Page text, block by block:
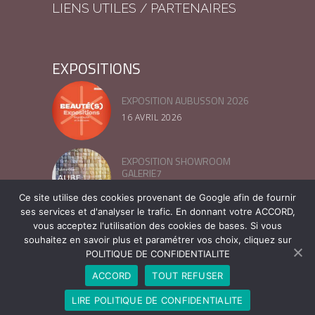
LIENS UTILES / PARTENAIRES
EXPOSITIONS
EXPOSITION AUBUSSON 2026
16 AVRIL 2026
EXPOSITION SHOWROOM
GALERIE7
FESTIVAL LIN ET FIBRE –
NORMANDIE 2024
16 JUILLET 2024
Ce site utilise des cookies provenant de Google afin de fournir
ses services et d'analyser le trafic. En donnant votre ACCORD,
vous acceptez l'utilisation des cookies de bases. Si vous
souhaitez en savoir plus et paramétrer vos choix, cliquez sur
POLITIQUE DE CONFIDENTIALITE
ACCORD
TOUT REFUSER
LIRE POLITIQUE DE CONFIDENTIALITE